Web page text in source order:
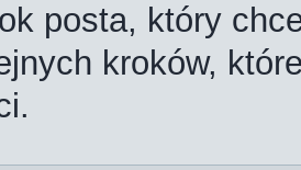
posta, który
kroków,